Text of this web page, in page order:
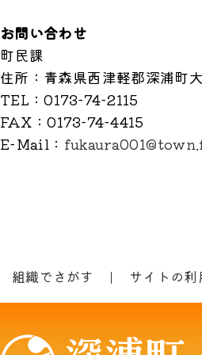
お問い合わせ
町民課
住所 ：青森県西津軽郡深浦町
TEL ：0173-74-2115
FAX ：0173-74-4415
E-Mail ：
組織でさがす サイトの